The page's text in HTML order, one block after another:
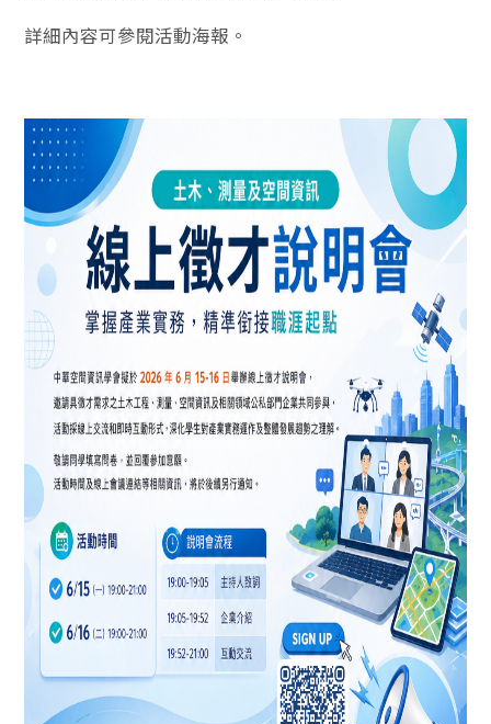
詳細內容可參閱活動海報。